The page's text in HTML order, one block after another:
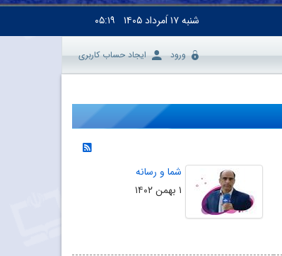
شنبه۱۷ اَمرداد ۱۴۰۵ ۰۵:۱۹
ورود ایجاد حساب کاربری
شما و رسانه
۱ بهمن ۱۴۰۲